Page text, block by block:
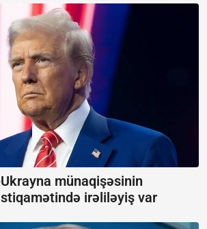
münaqişəsinin
irəliləyiş var